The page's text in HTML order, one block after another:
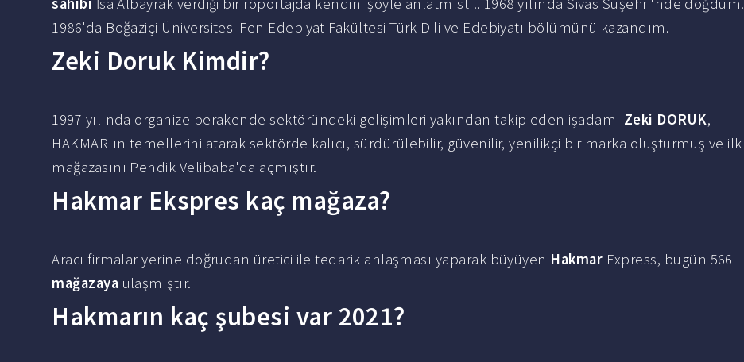
sahibi İsa Albayrak verdiği bir röportajda kendini şöyle anlatmıstı.. 1968 yılında Sivas Suşehri'nde doğdum.
1986'da Boğaziçi Üniversitesi Fen Edebiyat Fakültesi Türk Dili ve Edebiyatı bölümünü kazandım.
Zeki Doruk Kimdir?
1997 yılında organize perakende sektöründeki gelişimleri yakından takip eden işadamı Zeki DORUK,
HAKMAR'ın temellerini atarak sektörde kalıcı, sürdürülebilir, güvenilir, yenilikçi bir marka oluşturmuş ve ilk
mağazasını Pendik Velibaba'da açmıştır.
Hakmar Ekspres kaç mağaza?
Aracı firmalar yerine doğrudan üretici ile tedarik anlaşması yaparak büyüyen Hakmar Express, bugün 566
mağazaya ulaşmıştır.
Hakmarın kaç şubesi var 2021?